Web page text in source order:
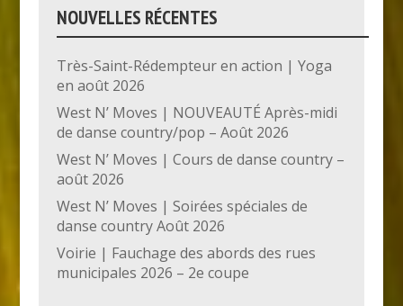
NOUVELLES RÉCENTES
Très-Saint-Rédempteur en action | Yoga
en août 2026
West N’ Moves | NOUVEAUTÉ Après-midi
de danse country/pop – Août 2026
West N’ Moves | Cours de danse country –
août 2026
West N’ Moves | Soirées spéciales de
danse country Août 2026
Voirie | Fauchage des abords des rues
municipales 2026 – 2e coupe